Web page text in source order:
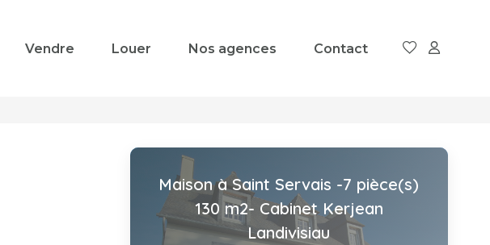
Vendre Louer Nos agences Contact
Maison à Saint Servais -7 pièce(s)
130 m2- Cabinet Kerjean
Landivisiau